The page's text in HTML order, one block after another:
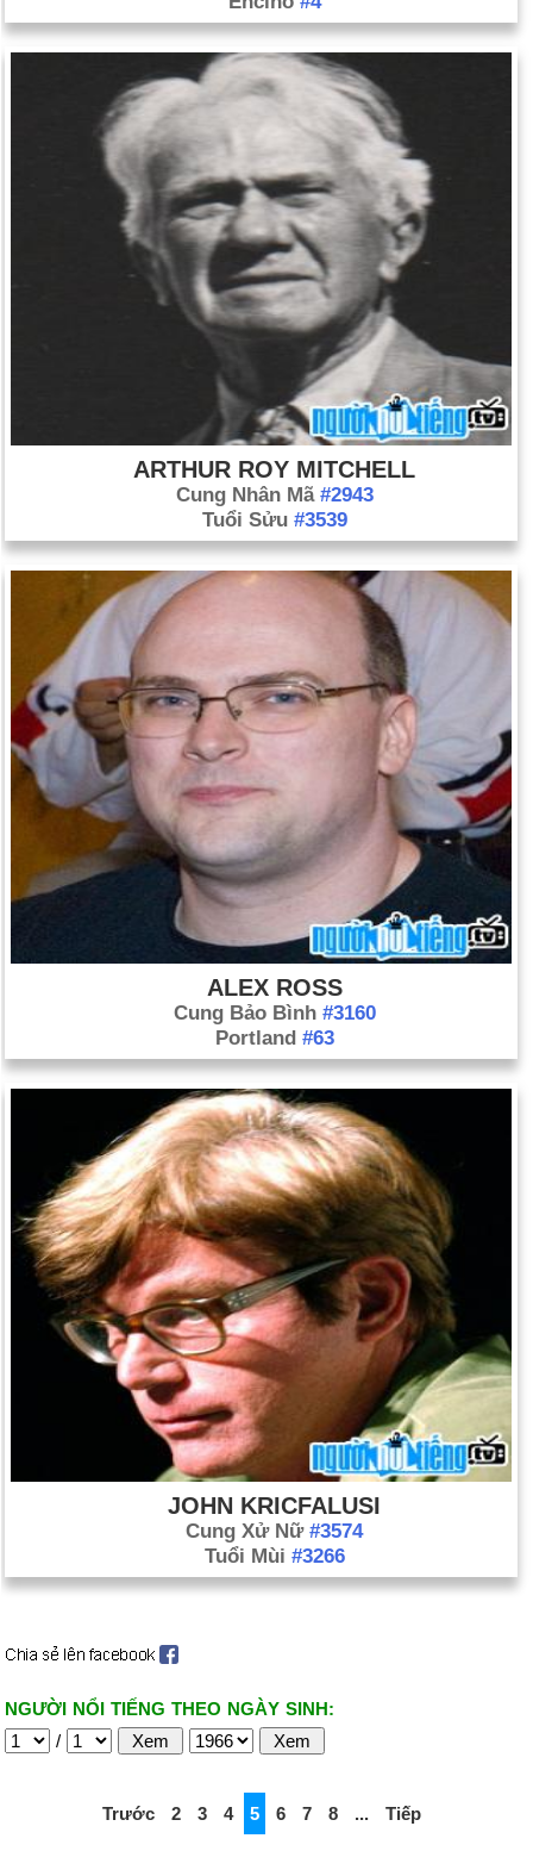
ARTHUR ROY MITCHELL
Cung Nhân Mã #2943
Tuổi Sửu #3539
ALEX ROSS
Cung Bảo Bình #3160
Portland #63
JOHN KRICFALUSI
Cung Xử Nữ #3574
Tuổi Mùi #3266
NGƯỜI NỔI TIẾNG THEO NGÀY SINH:
/
Trước 2 3 4 5 6 7 8 ... Tiếp